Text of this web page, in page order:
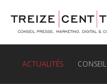
ACTUALITÉS CONSEIL